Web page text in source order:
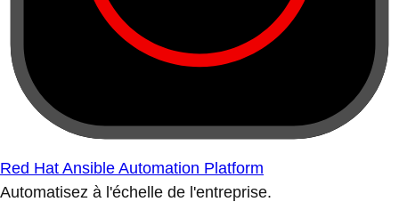
Red Hat Ansible Automation Platform
Automatisez à l'échelle de l'entreprise.